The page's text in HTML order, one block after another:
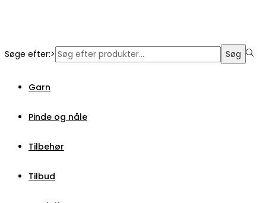
Søge efter:> Søg
Garn
Pinde og nåle
Tilbehør
Tilbud